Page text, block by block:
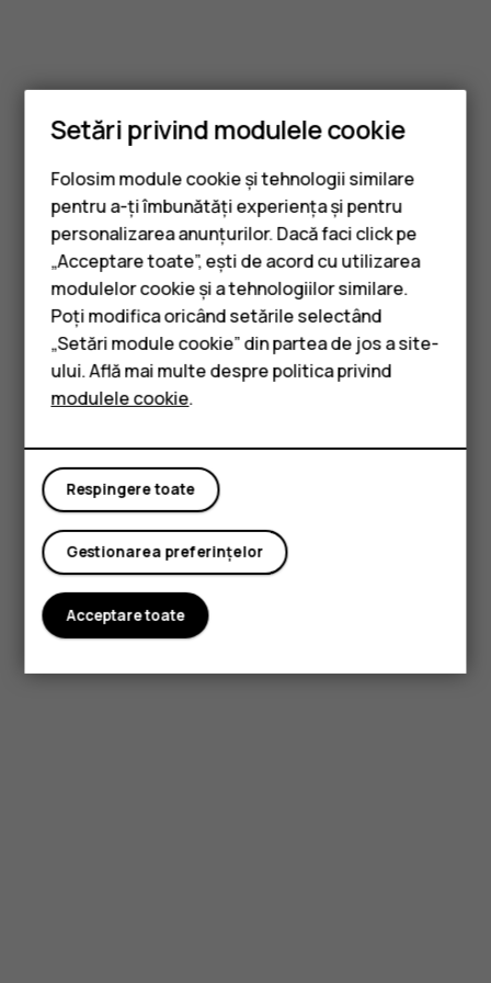
Smartphone-uri
Telefoane clasice
Accesorii
Tablete
Setări privind modulele cookie
Folosim module cookie și tehnologii similare
pentru a-ți îmbunătăți experiența și pentru
personalizarea anunțurilor. Dacă faci click pe
„Acceptare toate”, ești de acord cu utilizarea
modulelor cookie și a tehnologiilor similare.
Poți modifica oricând setările selectând
„Setări module cookie” din partea de jos a site-
ului. Află mai multe despre politica privind
modulele cookie.
Respingere toate
Gestionarea preferințelor
Acceptare toate